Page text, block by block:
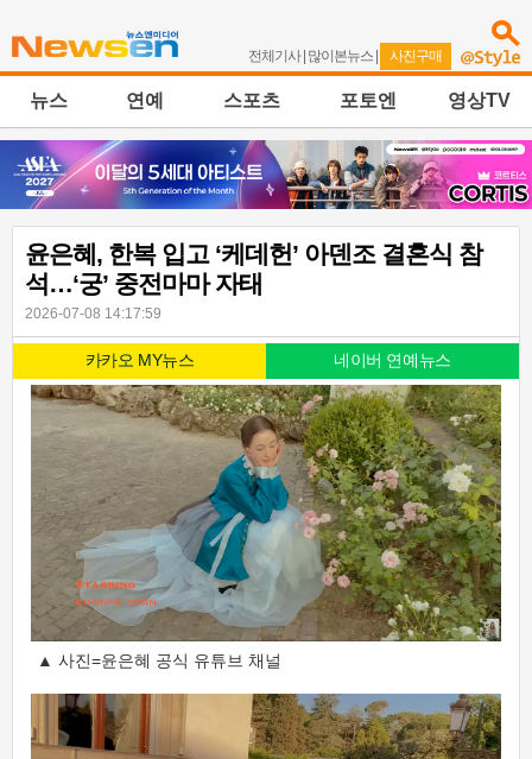
전체기사| 많이본뉴스 | 사진구매
뉴스 연예 스포츠 포토엔 영상TV
윤은혜, 한복 입고 ‘케데헌’ 아덴조 결혼식 참
석…‘궁’ 중전마마 자태
2026-07-08 14:17:59
카카오 MY뉴스 네이버 연예뉴스
▲ 사진=윤은혜 공식 유튜브 채널